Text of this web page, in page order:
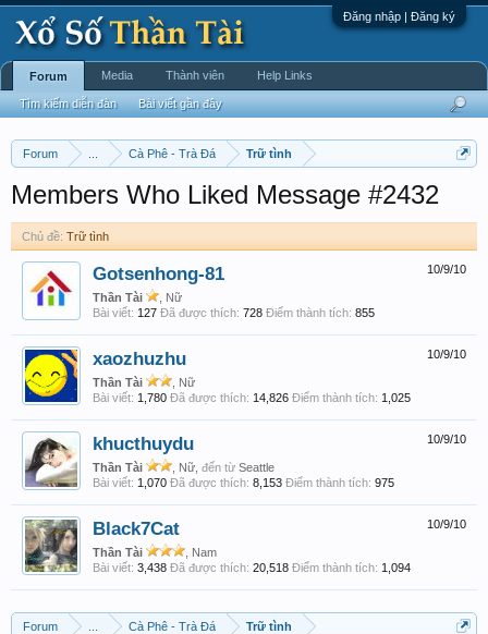
Đăng nhập | Đăng ký
Forum Cà Phê - Trà Đá Trữ tình
Members Who Liked Message #2432
Chủ đề: Trữ tình
10/9/10
Gotsenhong-81
Thần Tài
, Nữ
Bài viết: 127 Đã được thích: 728 Điểm thành tích: 855
10/9/10
xaozhuzhu
Thần Tài
, Nữ
Bài viết: 1,780 Đã được thích: 14,826 Điểm thành tích: 1,025
10/9/10
khucthuydu
Thần Tài , Nữ, đến từ Seattle
Bài viết: 1,070 Đã được thích: 8,153 Điểm thành tích: 975
10/9/10
Black7Cat
Thần Tài
, Nam
Bài viết: 3,438 Đã được thích: 20,518 Điểm thành tích: 1,094
Forum Cà Phê - Trà Đá Trữ tình
Forum
Tìm kiếm diễn đàn Bài viết gần đây
Media Thành viên Help Links